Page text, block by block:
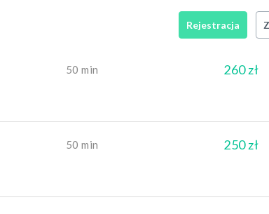
Rejestracja
50 min 260 zł
50 min 250 zł